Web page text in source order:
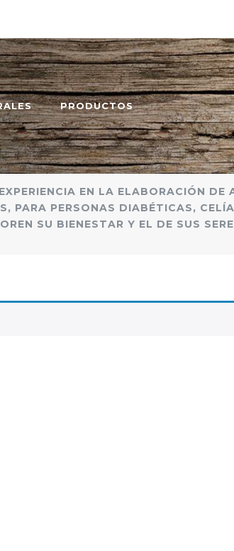
PRODUCTOS
EN LA ELABORACIÓN
PARA PERSONAS DIABÉTICAS,
SU BIENESTAR Y EL DE SUS